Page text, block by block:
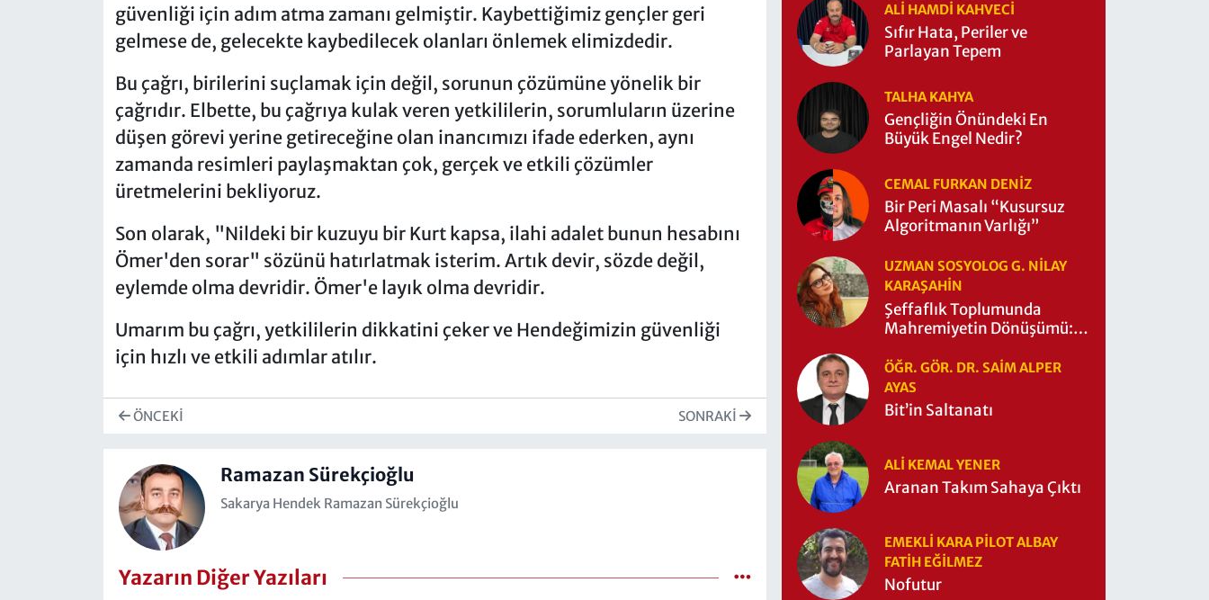
güvenliği için adım atma zamanı gelmiştir. Kaybettiğimiz gençler geri
gelmese de, gelecekte kaybedilecek olanları önlemek elimizdedir.
Bu çağrı, birilerini suçlamak için değil, sorunun çözümüne yönelik bir
çağrıdır. Elbette, bu çağrıya kulak veren yetkililerin, sorumluların üzerine
düşen görevi yerine getireceğine olan inancımızı ifade ederken, aynı
zamanda resimleri paylaşmaktan çok, gerçek ve etkili çözümler
üretmelerini bekliyoruz.
Son olarak, "Nildeki bir kuzuyu bir Kurt kapsa, ilahi adalet bunun hesabını
Ömer'den sorar" sözünü hatırlatmak isterim. Artık devir, sözde değil,
eylemde olma devridir. Ömer'e layık olma devridir.
Umarım bu çağrı, yetkililerin dikkatini çeker ve Hendeğimizin güvenliği
için hızlı ve etkili adımlar atılır.
ÖNCEKI SONRAKI
Ramazan Sürekçioğlu
Sakarya Hendek Ramazan Sürekçioğlu
Yazarın Diğer Yazıları
ALI HAMDI KAHVECİ
Sıfır Hata, Periler ve
Parlayan Tepem
TALHA KAHYA
Gençliğin Önündeki En
Büyük Engel Nedir?
CEMAL FURKAN DENİZ
Bir Peri Masalı “Kusursuz
Algoritmanın Varlığı”
UZMAN SOSYOLOG G. NILAY
KARAŞAHİN
Şeffaflık Toplumunda
Mahremiyetin Dönüşümü:
Zaman Yıkıldı?
ÖĞR. GÖR. DR. SAIM ALPER
AYAS
Bit’in Saltanatı
ALI KEMAL YENER
Aranan Takım Sahaya Çıktı
EMEKLI KARA PILOT ALBAY
FATIH EĞİLMEZ
Nofutur